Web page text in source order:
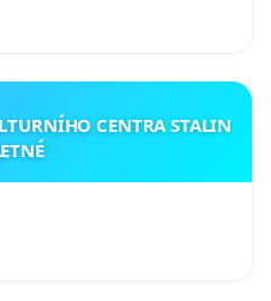
CENTRA STALIN